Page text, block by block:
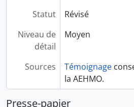
Statut
Révisé
Niveau de
détail
Moyen
Sources Témoignage
la AEHMO.
Presse-papier